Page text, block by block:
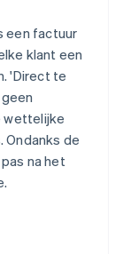
een factuur
klant een
'Direct te
wettelijke
Ondanks de
na het